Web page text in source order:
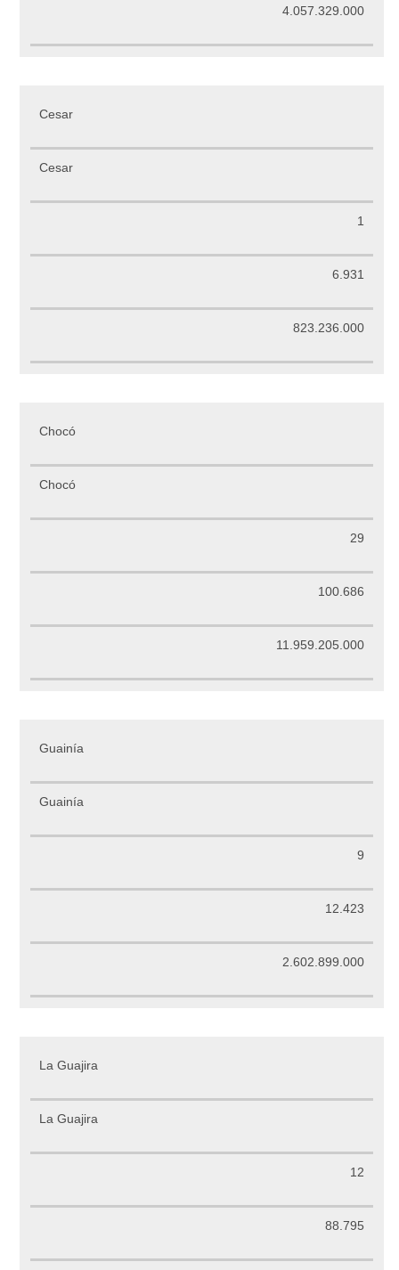
4.057.329.000
Cesar
Cesar
1
6.931
823.236.000
Chocó
Chocó
29
100.686
11.959.205.000
Guainía
Guainía
9
12.423
2.602.899.000
La Guajira
La Guajira
12
88.795